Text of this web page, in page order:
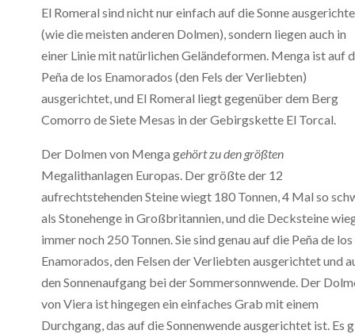
El Romeral sind nicht nur einfach auf die Sonne
(wie die meisten anderen Dolmen), sondern liegen auch in
einer Linie mit natürlichen Geländeformen. Menga ist auf
Peña de los Enamorados (den Fels der Verliebten)
ausgerichtet, und El Romeral liegt gegenüber dem Berg
Comorro de Siete Mesas in der Gebirgskette El Torcal.
Der Dolmen von Menga gehört zu den größten
Megalithanlagen Europas. Der größte der 12
aufrechtstehenden Steine wiegt 180 Tonnen, 4 Mal so
als Stonehenge in Großbritannien, und die Decksteine
immer noch 250 Tonnen. Sie sind genau auf die Peña de los
Enamorados, den Felsen der Verliebten ausgerichtet und
den Sonnenaufgang bei der Sommersonnwende. Der
von Viera ist hingegen ein einfaches Grab mit einem
Durchgang, das auf die Sonnenwende ausgerichtet ist. Es